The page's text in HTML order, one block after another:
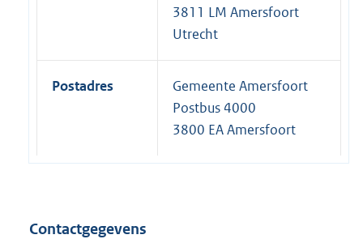
3811 LM Amersfoort
Utrecht
Postadres
Gemeente Amersfoort
Postbus 4000
3800 EA Amersfoort
Contactgegevens